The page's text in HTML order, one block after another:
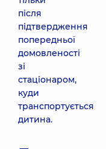
після
підтвердження
попередньої
домовленості
зі
стаціонаром,
куди
транспортується
дитина.